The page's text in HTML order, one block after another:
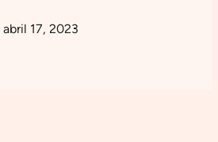
abril 17, 2023